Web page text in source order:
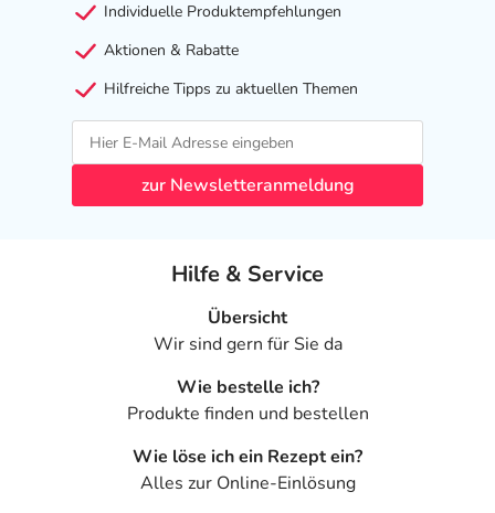
Individuelle Produktempfehlungen
Aktionen & Rabatte
Hilfreiche Tipps zu aktuellen Themen
zur Newsletteranmeldung
Hilfe & Service
Übersicht
Wir sind gern für Sie da
Wie bestelle ich?
Produkte finden und bestellen
Wie löse ich ein Rezept ein?
Alles zur Online-Einlösung